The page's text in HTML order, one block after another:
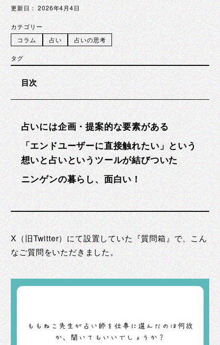
更新日： 2026年4月4日
カテゴリー
コラム
占い 占いの思考
タグ
目次
占いには企画・提案的な要素がある
「エンドユーザーに直接触れたい」という
想いと占いというツールが結びついた
ニンゲンの暮らし、面白い！
X（旧Twitter）にて設置していた『質問箱』で、こん
なご質問をいただきました。